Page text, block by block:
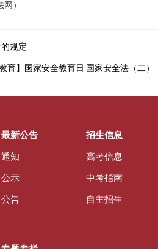
）
规定
育】国家安全教育日|国家安全法（二）
最新公告
通知
公示
公告
招生信息
高考信息
中考指南
自主招生